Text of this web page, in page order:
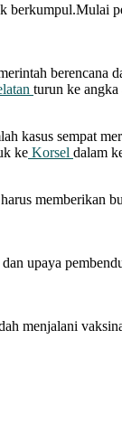
turun ke angka
kasus sempat
ke Korsel dalam
upaya
menjalani